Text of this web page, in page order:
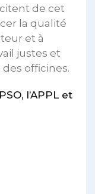
de cet
la qualité
et à
justes et
officines.
l’APPL et